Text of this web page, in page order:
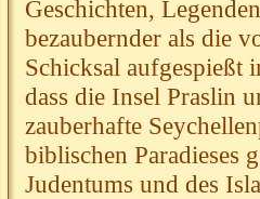
Geschichten,
bezaubernder als die
Schicksal aufgespießt
dass die Insel Praslin
zauberhafte
biblischen Paradieses
Judentums und des